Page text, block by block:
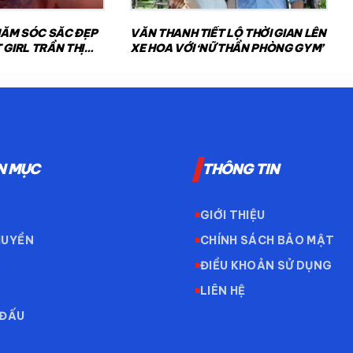
SÓC SẮC ĐẸP
GIRL TRẦN THỊ
VĂN THANH TIẾT LỘ THỜI GIAN LÊN
XE HOA VỚI ‘NỮ THẦN PHÒNG GYM’
MỤC THÔNG TIN
GIỚI THIỆU
CHÍNH SÁCH BẢO MẬT
ĐIỀU KHOẢN SỬ DỤNG
LIÊN HỆ